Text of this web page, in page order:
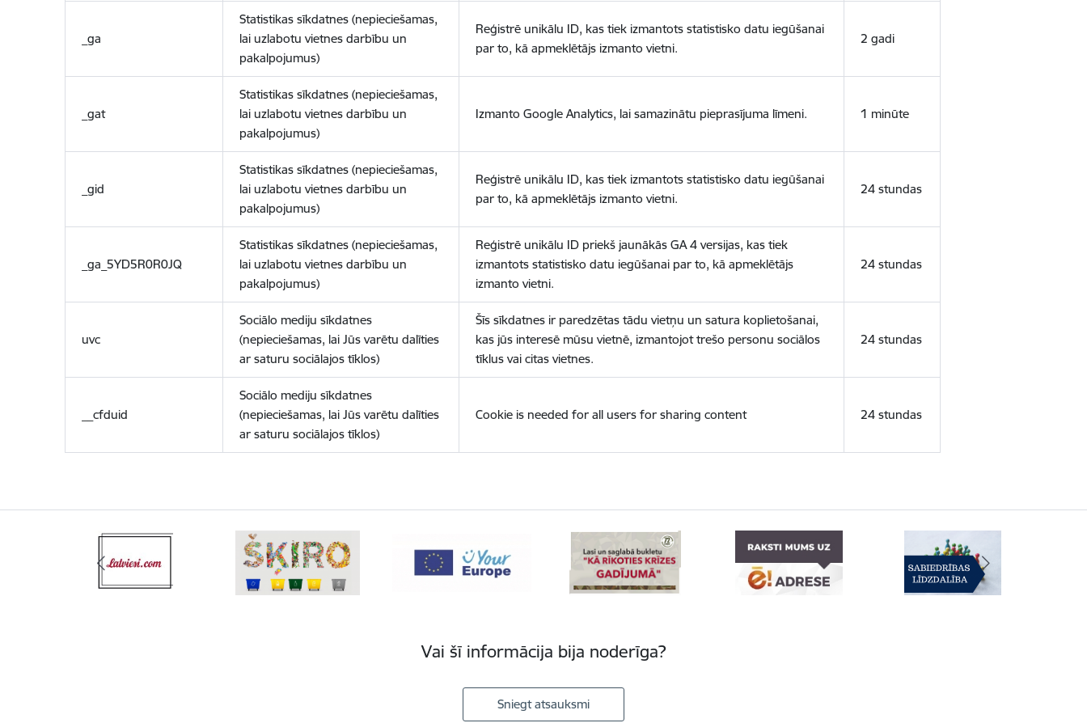
_ga
Statistikas sīkdatnes (nepieciešamas,
lai uzlabotu vietnes darbību un
pakalpojumus)
Reģistrē unikālu ID, kas tiek izmantots statistisko datu iegūšanai
par to, kā apmeklētājs izmanto vietni.
2 gadi
_gat
Statistikas sīkdatnes (nepieciešamas,
lai uzlabotu vietnes darbību un
pakalpojumus)
Izmanto Google Analytics, lai samazinātu pieprasījuma līmeni. 1 minūte
_gid
Statistikas sīkdatnes (nepieciešamas,
lai uzlabotu vietnes darbību un
pakalpojumus)
Reģistrē unikālu ID, kas tiek izmantots statistisko datu iegūšanai
par to, kā apmeklētājs izmanto vietni.
24 stundas
_ga_5YD5R0R0JQ
Statistikas sīkdatnes (nepieciešamas,
lai uzlabotu vietnes darbību un
pakalpojumus)
Reģistrē unikālu ID priekš jaunākās GA 4 versijas, kas tiek
izmantots statistisko datu iegūšanai par to, kā apmeklētājs
izmanto vietni.
24 stundas
uvc
Sociālo mediju sīkdatnes
(nepieciešamas, lai Jūs varētu dalīties
ar saturu sociālajos tīklos)
Šīs sīkdatnes ir paredzētas tādu vietņu un satura koplietošanai,
kas jūs interesē mūsu vietnē, izmantojot trešo personu sociālos
tīklus vai citas vietnes.
24 stundas
__cfduid
Sociālo mediju sīkdatnes
(nepieciešamas, lai Jūs varētu dalīties
ar saturu sociālajos tīklos)
Cookie is needed for all users for sharing content 24 stundas
Vai šī informācija bija noderīga?
Sniegt atsauksmi